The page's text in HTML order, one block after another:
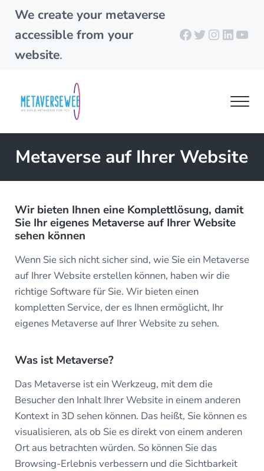
Skip to main content
Skip to header right navigation
Skip to site footer
We create your metaverse
accessible from your
website.
Facebook
Twitter
metaverseweb.cloud
Building your metaverse
Metaverse auf Ihrer Website
Wir bieten Ihnen eine Komplettlösung, damit
Sie Ihr eigenes Metaverse auf Ihrer Website
sehen können
Wenn Sie sich nicht sicher sind, wie Sie ein Metaverse
auf Ihrer Website erstellen können, haben wir die
richtige Software für Sie. Wir bieten einen
kompletten Service, der es Ihnen ermöglicht, Ihr
eigenes Metaverse auf Ihrer Website zu sehen.
Was ist Metaverse?
Das Metaverse ist ein Werkzeug, mit dem die
Besucher den Inhalt Ihrer Website in einem anderen
Kontext in 3D sehen können. Das heißt, Sie können es
visualisieren, als ob Sie es direkt von einem anderen
Ort aus betrachten würden. So können Sie das
Browsing-Erlebnis verbessern und die Sichtbarkeit